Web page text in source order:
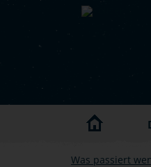
Skip to main content
Was passiert